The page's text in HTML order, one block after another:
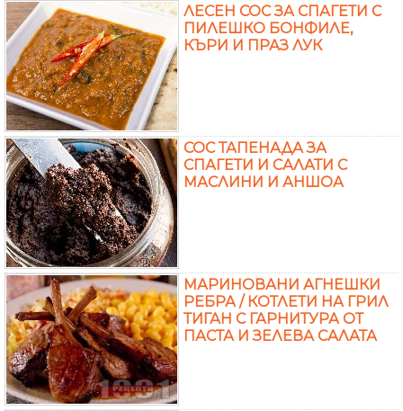
ЛЕСЕН СОС ЗА СПАГЕТИ С
ПИЛЕШКО БОНФИЛЕ,
КЪРИ И ПРАЗ ЛУК
СОС ТАПЕНАДА ЗА
СПАГЕТИ И САЛАТИ С
МАСЛИНИ И АНШОА
МАРИНОВАНИ АГНЕШКИ
РЕБРА / КОТЛЕТИ НА ГРИЛ
ТИГАН С ГАРНИТУРА ОТ
ПАСТА И ЗЕЛЕВА САЛАТА